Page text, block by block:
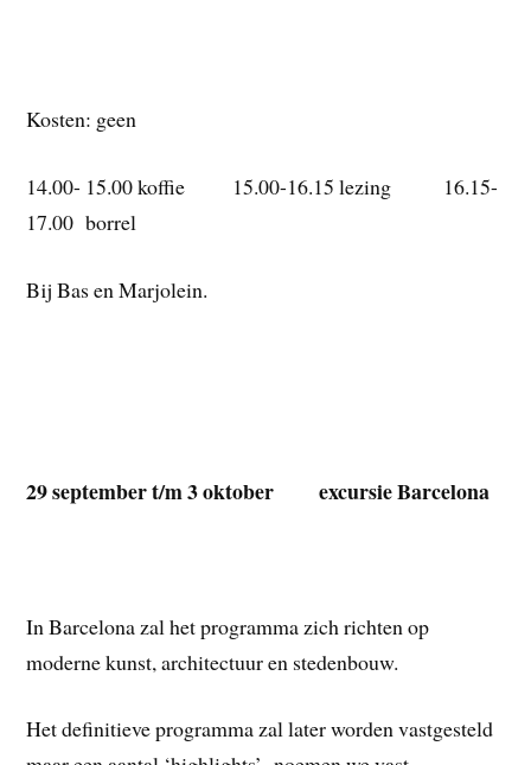
Kosten: geen
14.00- 15.00 koffie 15.00-16.15 lezing 16.15-
17.00 borrel
Bij Bas en Marjolein.
29 september t/m 3 oktober excursie Barcelona
In Barcelona zal het programma zich richten op
moderne kunst, architectuur en stedenbouw.
Het definitieve programma zal later worden vastgesteld